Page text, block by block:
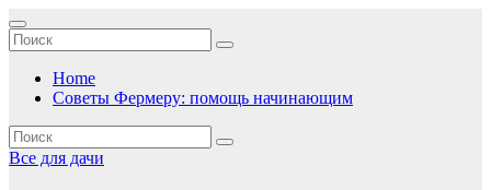
Перейти
к
содержимому
Home
Советы Фермеру: помощь начинающим
Все для дачи